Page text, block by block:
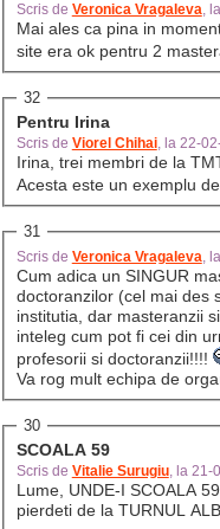
Scris de Veronica Vragaleva ,
Mai ales ca pina in
site era ok pentru 2
32
Pentru Irina
Scris de Viorel Chihai, la 22-
Irina, trei membri de la
Acesta este un exemplu
31
Scris de Veronica Vragaleva ,
Cum adica un SINGUR
doctoranzilor (cel mai des
institutia, dar masteranzii
inteleg cum pot fi cei din
profesorii si doctoranzii!!!!
Va rog mult echipa de
30
SCOALA 59
Scris de Vitalie Surugiu, la 21-
Lume, UNDE-I SCOALA
pierdeti de la TURNUL